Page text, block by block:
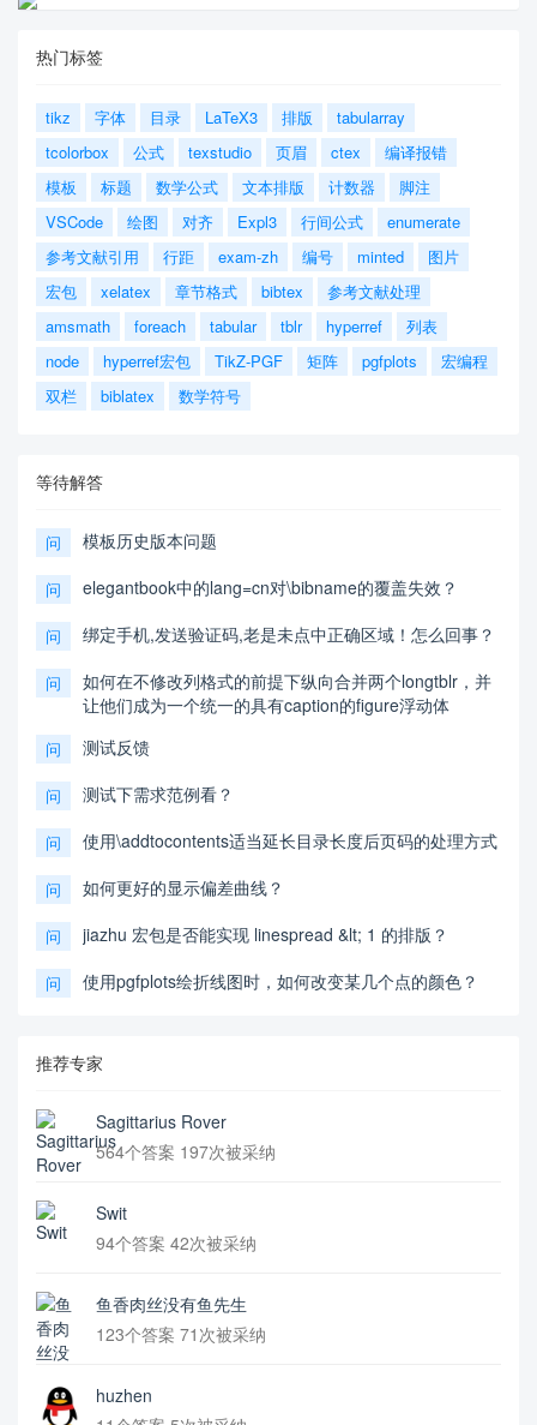
热门标签
tikz 字体 目录 LaTeX3 排版
tabularray
tcolorbox
公式 texstudio 页眉 ctex
编译报错
模板
标题 数学公式 文本排版 计数器
脚注
VSCode
绘图 对齐 Expl3 行间公式
enumerate
参考文献引用
行距 exam-zh 编号 minted
图片
宏包
xelatex 章节格式 bibtex
参考文献处理
amsmath
foreach tabular tblr hyperref
列表
node
hyperref宏包 TikZ-PGF 矩阵 pgfplots
宏编程
双栏
biblatex 数学符号
等待解答
问 模板历史版本问题
问 elegantbook中的lang=cn对\bibname的覆盖失效？
问 绑定手机,发送验证码,老是未点中正确区域！怎么回事？
问
如何在不修改列格式的前提下纵向合并两个longtblr，并
让他们成为一个统一的具有caption的figure浮动体
问 测试反馈
问 测试下需求范例看？
问 使用\addtocontents适当延长目录长度后页码的处理方式
问 如何更好的显示偏差曲线？
问 jiazhu 宏包是否能实现 linespread &lt; 1 的排版？
问 使用pgfplots绘折线图时，如何改变某几个点的颜色？
推荐专家
Sagittarius Rover
564个答案 197次被采纳
Swit
94个答案 42次被采纳
鱼香肉丝没有鱼先生
123个答案 71次被采纳
huzhen